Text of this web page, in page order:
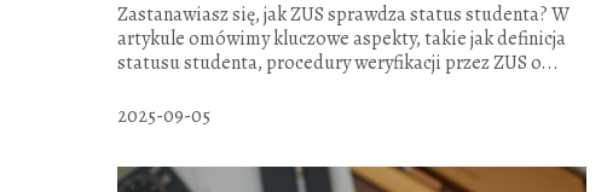
Zastanawiasz się, jak ZUS sprawdza status studenta? W
artykule omówimy kluczowe aspekty, takie jak definicja
statusu studenta, procedury weryfikacji przez ZUS o...
2025-09-05